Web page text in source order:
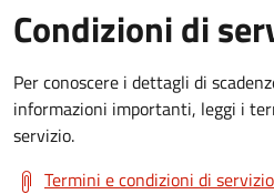
Condizioni di
Per conoscere i dettagli di
informazioni importanti, leggi i
servizio.
Termini e condizioni di servizio